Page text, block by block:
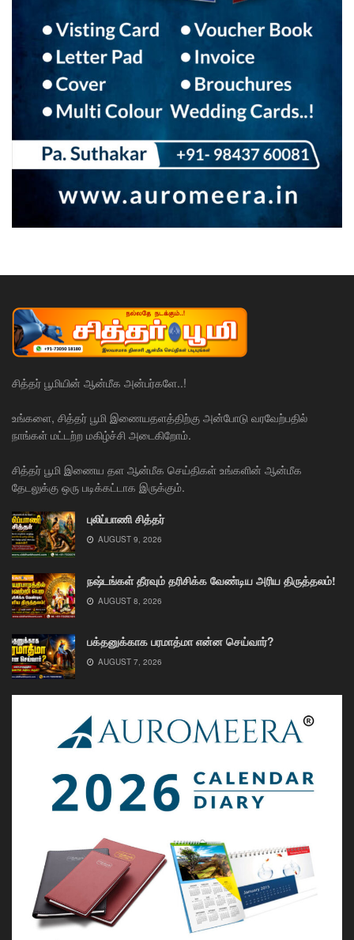
சித்தர் பூமியின் ஆன்மீக அன்பர்களே..!
உங்களை, சித்தர் பூமி இணையதளத்திற்கு அன்போடு வரவேற்பதில்
நாங்கள் மட்டற்ற மகிழ்ச்சி அடைகிறோம்.
சித்தர் பூமி இணைய தள ஆன்மீக செய்திகள் உங்களின் ஆன்மீக
தேடலுக்கு ஒரு படிக்கட்டாக இருக்கும்.
புலிப்பாணி சித்தர்
AUGUST 9, 2026
நஷ்டங்கள் தீரவும் தரிசிக்க வேண்டிய அரிய திருத்தலம்!
AUGUST 8, 2026
பக்தனுக்காக பரமாத்மா என்ன செய்வார்?
AUGUST 7, 2026